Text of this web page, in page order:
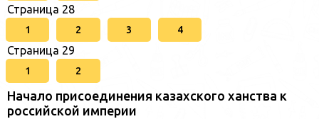
Страница 28
1 2 3 4
Страница 29
1 2
Начало присоединения казахского ханства к
российской империи